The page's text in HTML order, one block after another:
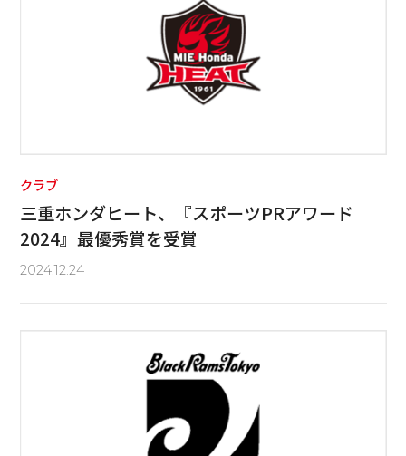
クラブ
三重ホンダヒート、『スポーツPRアワード
2024』最優秀賞を受賞
2024.12.24